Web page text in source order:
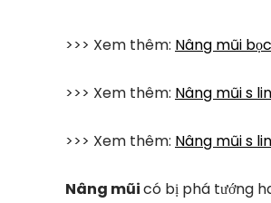
>>> Xem thêm: Nâng mũi
>>> Xem thêm: Nâng mũi s
>>> Xem thêm: Nâng mũi s
Nâng mũicó bị phá tướng